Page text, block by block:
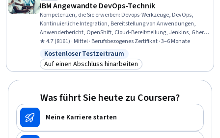
IBM Angewandte DevOps-Technik
Kompetenzen, die Sie erwerben: Devops-Werkzeuge, DevOps,
Kontinuierliche Integration, Bereitstellung von Anwendungen,
Anwenderbericht, OpenShift, Cloud-Bereitstellung, Jenkins, Gherkin
(Skriptsprache), Istio, Scrum (Software-Entwicklung), Agile Software-
Entwicklung, Agile Methodik, Grafana, Testgetriebene Entwicklung
(TDD), Kubernetes, Open Web Application Security Project (OWASP),
Sichere Kodierung, Systemüberwachung, CI/CD
★ 4.7 (8161) · Mittel · Berufsbezogenes Zertifikat · 3–6 Monate
Status: Kostenloser Testzeitraum
Kostenloser Testzeitraum
Kategorie: Auf einen Abschluss hinarbeiten
Auf einen Abschluss hinarbeiten
Was führt Sie heute zu Coursera?
Meine Karriere starten